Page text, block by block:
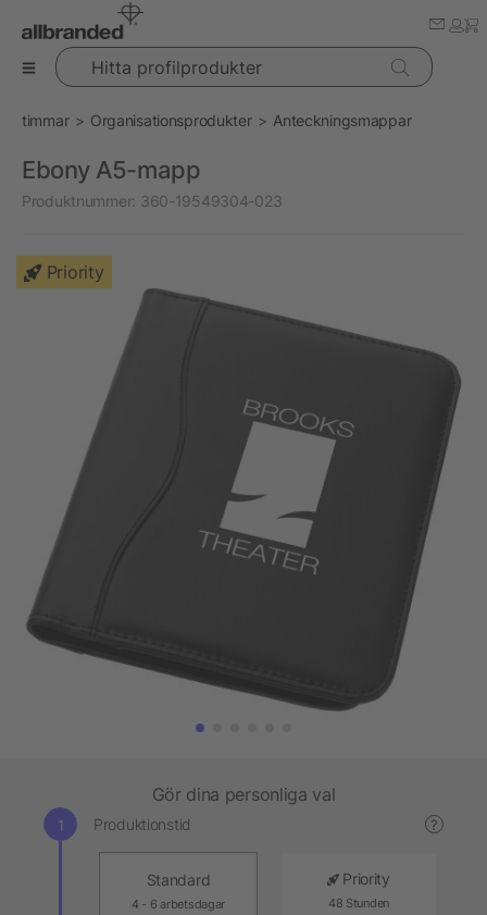
Hitta profilprodukter
timmar Organisationsprodukter Anteckningsmappar
Ebony A5-mapp
Produktnummer: 360-19549304-023
Priority
Gör dina personliga val
Produktionstid ?
Standard
4 - 6 arbetsdagar
Priority
48 Stunden